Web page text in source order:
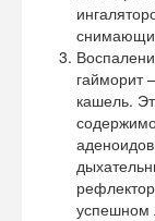
гайморит
кашель.
успешном